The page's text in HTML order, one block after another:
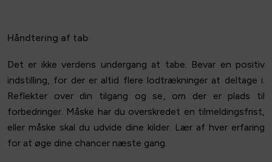
Håndtering af tab
Det er ikke verdens undergang at tabe. Bevar en positiv
indstilling, for der er altid flere lodtrækninger at deltage i.
Reflekter over din tilgang og se, om der er plads til
forbedringer. Måske har du overskredet en tilmeldingsfrist,
eller måske skal du udvide dine kilder. Lær af hver erfaring
for at øge dine chancer næste gang.